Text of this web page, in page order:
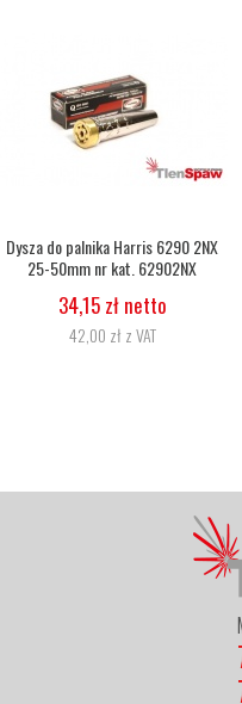
Wąż tlenowo-
6,3mm, 8,0mm
11,06 zł